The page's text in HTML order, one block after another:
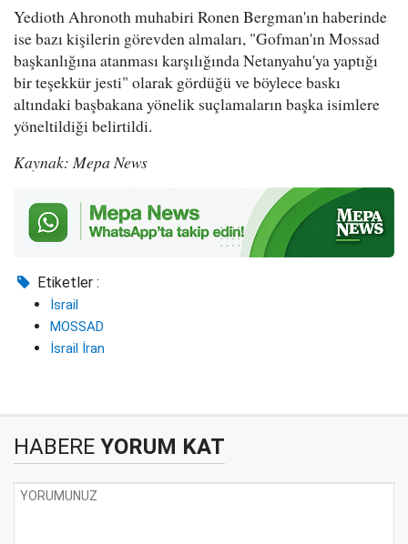
Yedioth Ahronoth muhabiri Ronen Bergman'ın haberinde
ise bazı kişilerin görevden almaları, "Gofman'ın Mossad
başkanlığına atanması karşılığında Netanyahu'ya yaptığı
bir teşekkür jesti" olarak gördüğü ve böylece baskı
altındaki başbakana yönelik suçlamaların başka isimlere
yöneltildiği belirtildi.
Kaynak: Mepa News
Etiketler :
İsrail
MOSSAD
İsrail İran
HABERE YORUM KAT